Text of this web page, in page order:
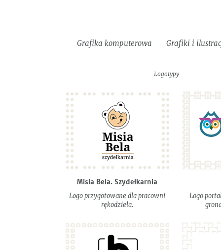
Grafika komputerowa Grafiki i
Logotypy
Misia Bela. Szydełkarnia
Logo przygotowane dla pracowni
rękodzieła.
Logo